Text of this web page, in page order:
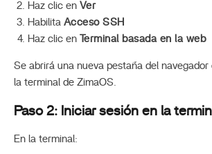
Haz clic en Ver
Habilita Acceso SSH
Haz clic en
Terminal basada en la web
Se abrirá una nueva pestaña del
la terminal de ZimaOS.
Paso 2: Iniciar sesión en la
En la terminal: